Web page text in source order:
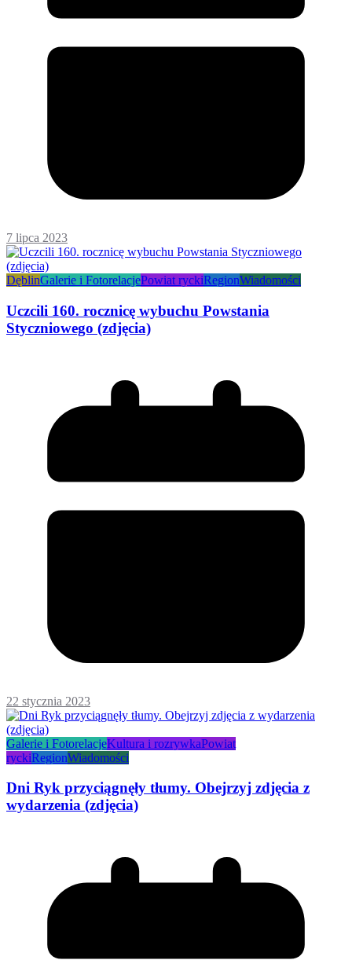
7 lipca 2023
DęblinGalerie i FotorelacjePowiat ryckiRegionWiadomości
Uczcili 160. rocznicę wybuchu Powstania
Styczniowego (zdjęcia)
22 stycznia 2023
Galerie i FotorelacjeKultura i rozrywkaPowiat
ryckiRegionWiadomości
Dni Ryk przyciągnęły tłumy. Obejrzyj zdjęcia z
wydarzenia (zdjęcia)